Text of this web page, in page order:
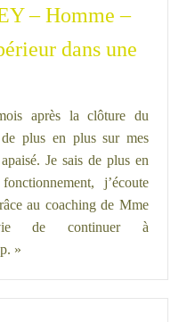
– Homme –
dans une
après la clôture du
plus en plus sur mes
Je sais de plus en
j’écoute
au coaching de Mme
de continuer à
»